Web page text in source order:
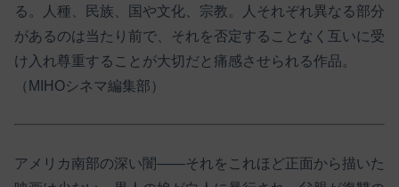
る。人種、民族、国や文化、宗教。人それぞれ異なる部分
があるのは当たり前で、それを否定することなく互いに受
け入れ尊重することが大切だと痛感させられる作品。
（MIHOシネマ編集部）
アメリカ南部の深い闇――それをこれほど正面から描いた